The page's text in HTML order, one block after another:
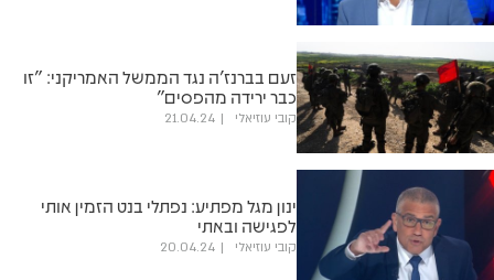
זעם בברנז'ה נגד הממשל האמריקני: "זו
כבר ירידה מהפסים"
קובי עוזיאלי 21.04.24
ינון מגל מפתיע: נפתלי בנט הזמין אותי
לפגישה ובאתי
קובי עוזיאלי 20.04.24